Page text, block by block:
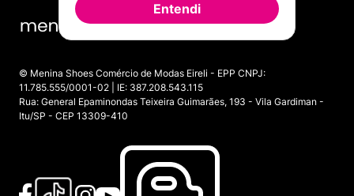
© Menina Shoes Comércio de Modas Eireli - EPP CNPJ:
11.785.555/0001-02 | IE: 387.208.543.115
Rua: General Epaminondas Teixeira Guimarães, 193 - Vila Gardiman -
Itu/SP - CEP 13309-410
Entendi